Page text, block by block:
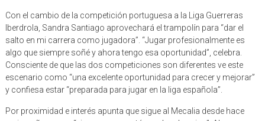
Con el cambio de la competición portuguesa a la Liga Guerreras
Iberdrola, Sandra Santiago aprovechará el trampolín para “dar el
salto en mi carrera como jugadora”. “Jugar profesionalmente es
algo que siempre soñé y ahora tengo esa oportunidad”, celebra.
Consciente de que las dos competiciones son diferentes ve este
escenario como “una excelente oportunidad para crecer y mejorar”
y confiesa estar “preparada para jugar en la liga española”.
Por proximidad e interés apunta que sigue al Mecalia desde hace